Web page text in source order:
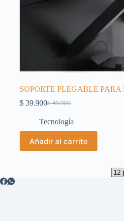
SOPORTE PLEGABLE
$49.900
El
original
era:
$ 49.900.
$ 39.900El
actual
es:
$ 39.900.
Tecnología
Añadir al carrito